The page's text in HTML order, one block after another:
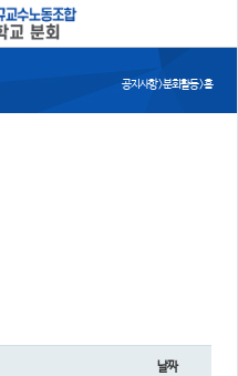
법률/노무자료
공지사항 > 분회활동 > 홈
날짜